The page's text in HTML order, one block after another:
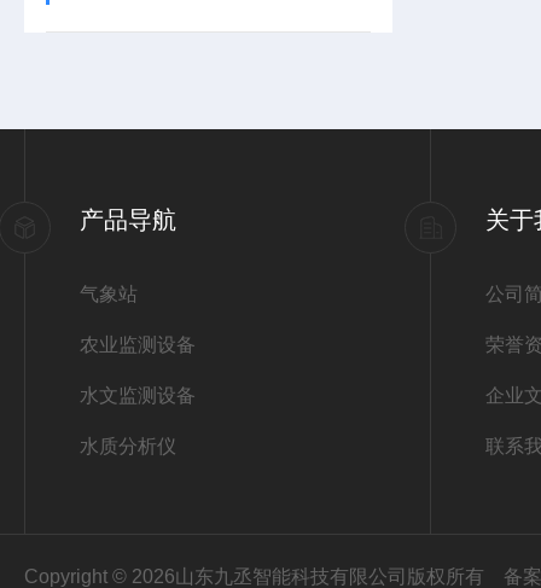
产品导航
气象站
农业监测设备
水文监测设备
水质分析仪
关于
公司
荣誉
企业
联系
Copyright © 2026山东九丞智能科技有限公司版权所有 备